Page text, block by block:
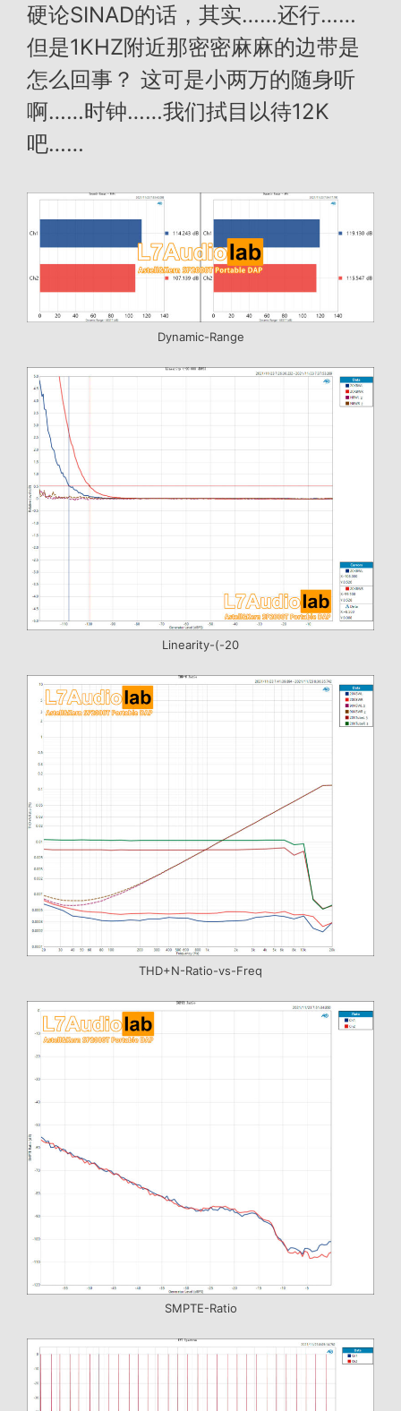
硬论SINAD的话，其实……还行……
但是1KHZ附近那密密麻麻的边带是
怎么回事？ 这可是小两万的随身听
啊……时钟……我们拭目以待12K
吧……
Dynamic-Range
Linearity-(-20
THD+N-Ratio-vs-Freq
SMPTE-Ratio